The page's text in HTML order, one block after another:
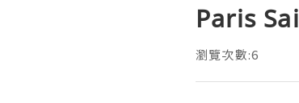
Paris
瀏覽次數:6